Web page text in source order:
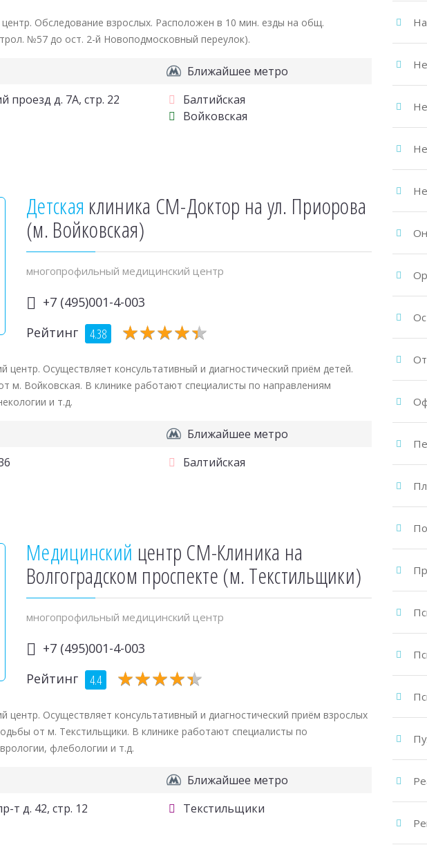
центр. Обследование взрослых. Расположен в 10 мин. езды на общ.
№57 до ост. 2-й Новоподмосковный переулок).
Ближайшее метро
проезд д. 7А, стр. 22
Балтийская
Войковская
Детская клиника СМ-Доктор на ул. Приорова
(м. Войковская)
многопрофильный медицинский центр
+7 (495)001-4-003
Рейтинг
4.38 ★★★★★
★★★★★
Осуществляет консультативный и диагностический приём детей.
м. Войковская. В клинике работают специалисты по направлениям
и т.д.
Ближайшее метро
Балтийская
Медицинский центр СМ-Клиника на
Волгоградском проспекте (м. Текстильщики)
многопрофильный медицинский центр
+7 (495)001-4-003
Рейтинг
4.4 ★★★★★
★★★★★
Осуществляет консультативный и диагностический приём взрослых
от м. Текстильщики. В клинике работают специалисты по
флебологии и т.д.
Ближайшее метро
т д. 42, стр. 12
Текстильщики